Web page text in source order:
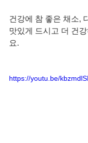
건강에 참 좋은 채소,
맛있게 드시고 더 건
요.
https://youtu.be/